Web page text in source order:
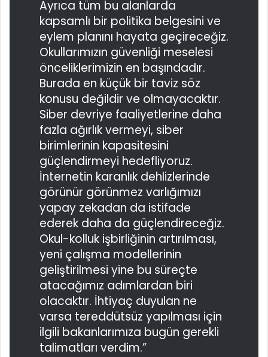
Ayrıca tüm bu alanlarda
kapsamlı bir politika belgesini ve
eylem planını hayata geçireceğiz.
Okullarımızın güvenliği meselesi
önceliklerimizin en başındadır.
Burada en küçük bir taviz söz
konusu değildir ve olmayacaktır.
Siber devriye faaliyetlerine daha
fazla ağırlık vermeyi, siber
birimlerinin kapasitesini
güçlendirmeyi hedefliyoruz.
İnternetin karanlık dehlizlerinde
görünür görünmez varlığımızı
yapay zekadan da istifade
ederek daha da güçlendireceğiz.
Okul-kolluk işbirliğinin artırılması,
yeni çalışma modellerinin
geliştirilmesi yine bu süreçte
atacağımız adımlardan biri
olacaktır. İhtiyaç duyulan ne
varsa tereddütsüz yapılması için
ilgili bakanlarımıza bugün gerekli
talimatları verdim.”